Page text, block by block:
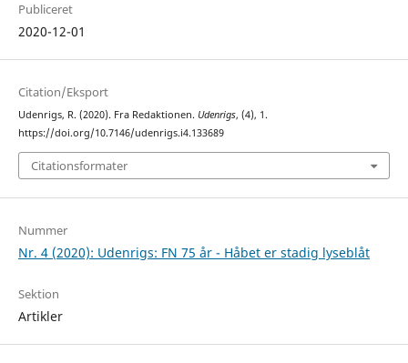
Publiceret
2020-12-01
Citation/Eksport
Udenrigs, R. (2020). Fra Redaktionen. Udenrigs, (4), 1.
https://doi.org/10.7146/udenrigs.i4.133689
Citationsformater
Nummer
Nr. 4 (2020): Udenrigs: FN 75 år - Håbet er stadig lyseblåt
Sektion
Artikler